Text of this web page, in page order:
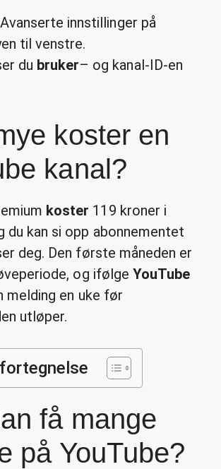
innstillinger på
til venstre.
du bruker– og kanal-ID-en
koster en
kanal?
koster 119 kroner i
du kan si opp abonnementet
deg. Den første måneden er
og ifølge YouTube
melding en uke før
utløper.
få mange
på YouTube?